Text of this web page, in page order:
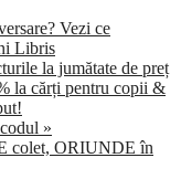
Vezi ce
Libris
la jumătate de preț
la cărți pentru copii &
»
colet, ORIUNDE în